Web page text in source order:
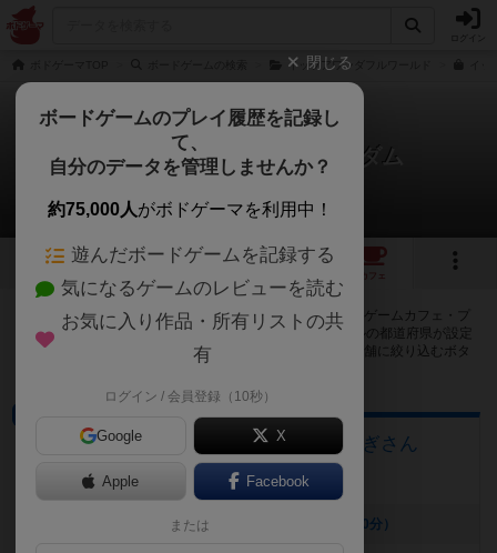
イッツアワンダフルワールド
イッツアワンダフルキングダム
87店のカフェ/スペースが提供中
2 16
カフェ
イッツアワンダフルキングダムで遊ぶことができるボードゲームカフェ・プ
レイスペースが87店登録されています。公開プロフィールの都道府県が設定
されたアカウントでログインすると、同じ都道府県内の店舗に絞り込むボタ
大垣のボードゲームカフェ 黒やぎさん
岐阜県大垣市荒川町470-2
[NEW] 新スイーツ登場です✨️（2026年08月07日 17時00分）
閉じる
ボードゲームのプレイ履歴を記録し
て、
自分のデータを管理しませんか？
約75,000人がボドゲーマを利用中！
遊んだボードゲームを記録する
気になるゲームのレビューを読む
お気に入り作品・所有リストの共
有
ログイン / 会員登録（10秒）
Google X
Apple Facebook
または